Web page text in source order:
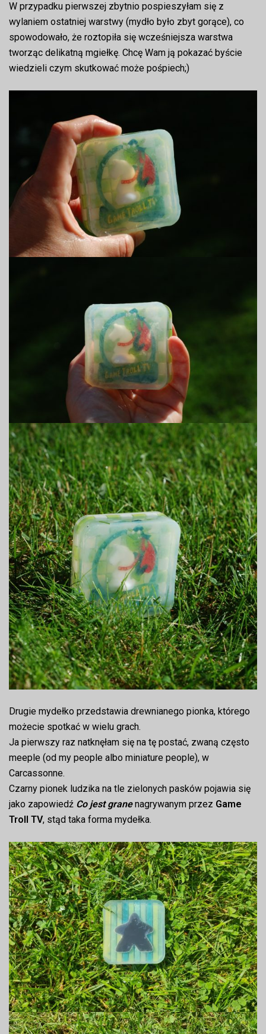
W przypadku pierwszej zbytnio pospieszyłam się z
wylaniem ostatniej warstwy (mydło było zbyt gorące), co
spowodowało, że roztopiła się wcześniejsza warstwa
tworząc delikatną mgiełkę. Chcę Wam ją pokazać byście
wiedzieli czym skutkować może pośpiech;)
Drugie mydełko przedstawia drewnianego pionka, którego
możecie spotkać w wielu grach.
Ja pierwszy raz natknęłam się na tę postać, zwaną często
meeple (od my people albo miniature people), w
Carcassonne.
Czarny pionek ludzika na tle zielonych pasków pojawia się
jako zapowiedź Co jest grane nagrywanym przez Game
Troll TV, stąd taka forma mydełka.